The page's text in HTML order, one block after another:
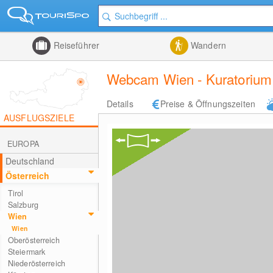
Reiseführer Wandern
Webcam Wien -
Details Preise & Öffnungszeiten
AUSFLUGSZIELE
EUROPA
Deutschland
Österreich
Tirol
Salzburg
Wien
Wien
Oberösterreich
Steiermark
Niederösterreich